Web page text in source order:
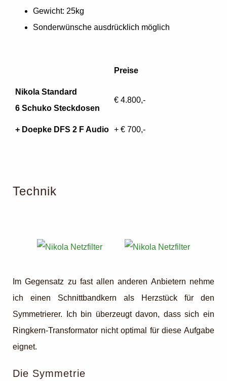
Gewicht: 25kg
Sonderwünsche ausdrücklich möglich
Preise
Nikola Standard
6 Schuko Steckdosen
€ 4.800,-
+ Doepke DFS 2 F Audio + € 700,-
Technik
Im Gegensatz zu fast allen anderen Anbietern nehme
ich einen Schnittbandkern als Herzstück für den
Symmetrierer. Ich bin überzeugt davon, dass sich ein
Ringkern-Transformator nicht optimal für diese Aufgabe
eignet.
Die Symmetrie